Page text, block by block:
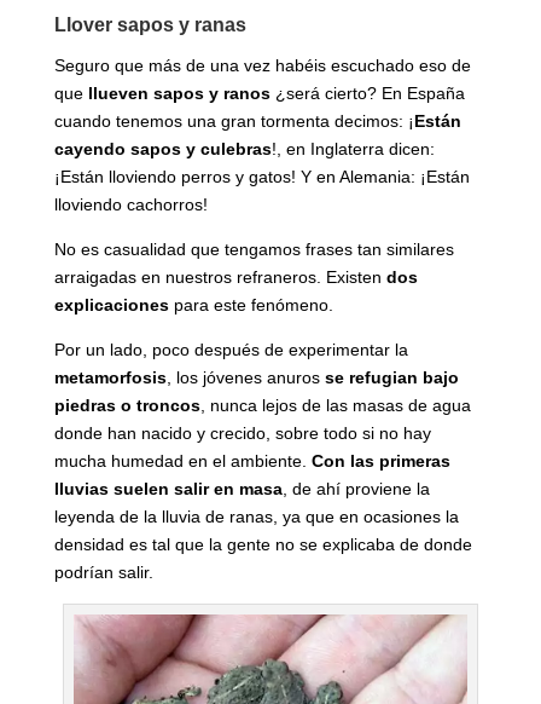
Llover sapos y ranas
Seguro que más de una vez habéis escuchado eso de
que llueven sapos y ranos¿será cierto? En España
cuando tenemos una gran tormenta decimos: ¡Están
cayendo sapos y culebras!, en Inglaterra dicen:
¡Están lloviendo perros y gatos! Y en Alemania: ¡Están
lloviendo cachorros!
No es casualidad que tengamos frases tan similares
arraigadas en nuestros refraneros. Existen dos
explicacionespara este fenómeno.
Por un lado, poco después de experimentar la
metamorfosis, los jóvenes anuros se refugian bajo
piedras o troncos, nunca lejos de las masas de agua
donde han nacido y crecido, sobre todo si no hay
mucha humedad en el ambiente. Con las primeras
lluvias suelen salir en masa, de ahí proviene la
leyenda de la lluvia de ranas, ya que en ocasiones la
densidad es tal que la gente no se explicaba de donde
podrían salir.